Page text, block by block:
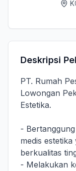
Deskripsi
PT. Rumah
Lowongan
Estetika.
-
medis
berkualitas
- Melakukan